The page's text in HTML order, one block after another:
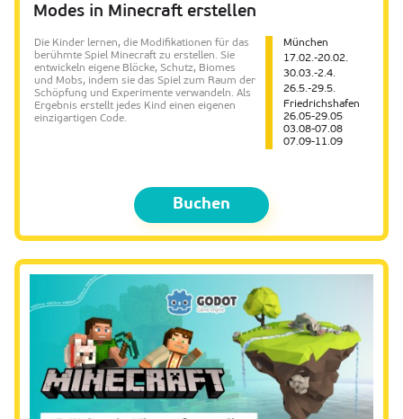
Modes in Minecraft erstellen
Die Kinder lernen, die Modifikationen für das
berühmte Spiel Minecraft zu erstellen. Sie
entwickeln eigene Blöcke, Schutz, Biomes
und Mobs, indem sie das Spiel zum Raum der
Schöpfung und Experimente verwandeln. Als
Ergebnis erstellt jedes Kind einen eigenen
einzigartigen Code.
München
17.02.-20.02.
30.03.-2.4.
26.5.-29.5.
Friedrichshafen
26.05-29.05
03.08-07.08
07.09-11.09
Buchen